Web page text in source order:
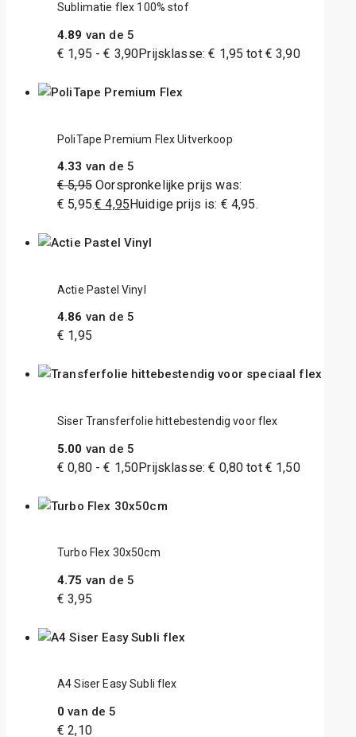
Sublimatie flex 100% stof
4.89 van de 5
€ 1,95 - € 3,90Prijsklasse: € 1,95 tot € 3,90
PoliTape Premium Flex Uitverkoop
4.33 van de 5
€5,95 Oorspronkelijke prijs was:
€ 5,95.€ 4,95 Huidige prijs is: € 4,95.
Actie Pastel Vinyl
4.86 van de 5
€ 1,95
Siser Transferfolie hittebestendig voor flex
5.00 van de 5
€ 0,80 - € 1,50Prijsklasse: € 0,80 tot € 1,50
Turbo Flex 30x50cm
4.75 van de 5
€ 3,95
A4 Siser Easy Subli flex
0 van de 5
€ 2,10